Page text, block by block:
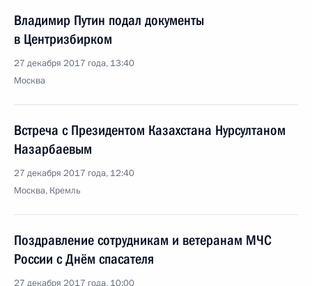
Владимир Путин подал документы
в Центризбирком
27 декабря 2017 года, 13:40
Москва
Встреча с Президентом Казахстана Нурсултаном
Назарбаевым
27 декабря 2017 года, 12:40
Москва, Кремль
Поздравление сотрудникам и ветеранам МЧС
России с Днём спасателя
27 декабря 2017 года, 10:00